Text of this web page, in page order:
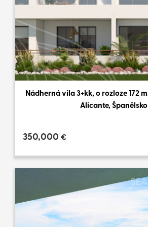
Nádherná vila 3+kk, o rozloze 172
Alicante, Španělsko
350,000 €